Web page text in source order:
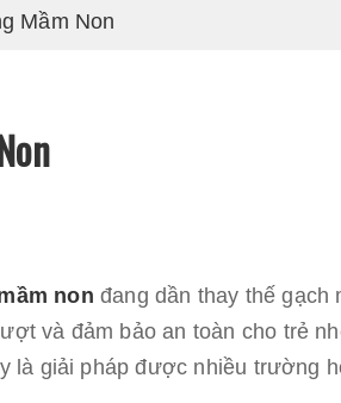
TRANG TRÍ
Mầm Non
non đang dần thay thế gạch
và đảm bảo an toàn cho trẻ
là giải pháp được nhiều trường